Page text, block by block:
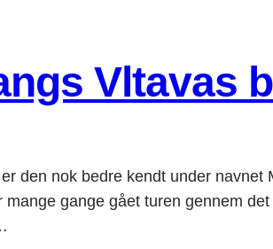
Vltavas
den nok bedre kendt under
mange gange gået turen gennem